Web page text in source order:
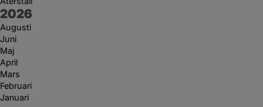
År:
2026
Augusti
Juni
Maj
April
Mars
Februari
Januari